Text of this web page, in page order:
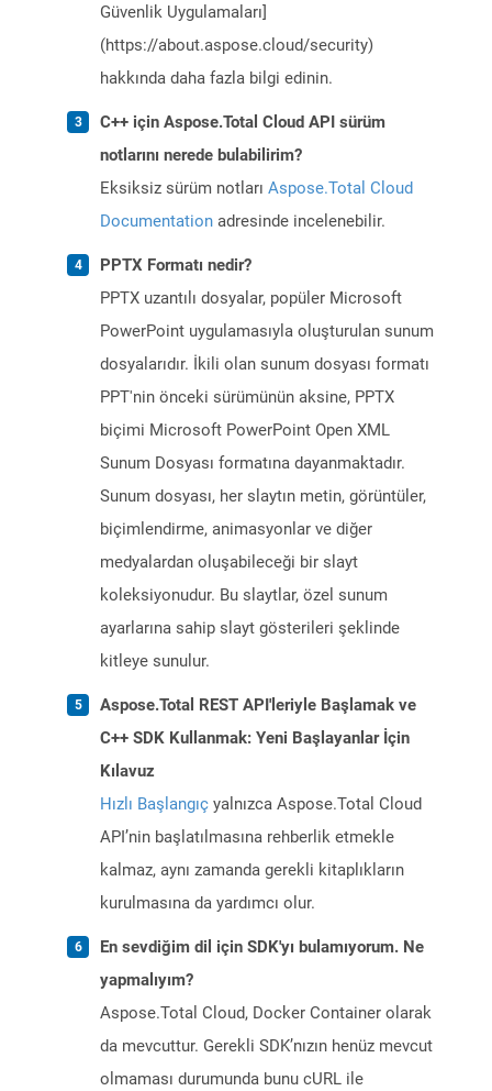
Güvenlik Uygulamaları]
(https://about.aspose.cloud/security)
hakkında daha fazla bilgi edinin.
C++ için Aspose.Total Cloud API sürüm
notlarını nerede bulabilirim?
Eksiksiz sürüm notları Aspose.Total Cloud
Documentation adresinde incelenebilir.
PPTX Formatı nedir?
PPTX uzantılı dosyalar, popüler Microsoft
PowerPoint uygulamasıyla oluşturulan sunum
dosyalarıdır. İkili olan sunum dosyası formatı
PPT'nin önceki sürümünün aksine, PPTX
biçimi Microsoft PowerPoint Open XML
Sunum Dosyası formatına dayanmaktadır.
Sunum dosyası, her slaytın metin, görüntüler,
biçimlendirme, animasyonlar ve diğer
medyalardan oluşabileceği bir slayt
koleksiyonudur. Bu slaytlar, özel sunum
ayarlarına sahip slayt gösterileri şeklinde
kitleye sunulur.
Aspose.Total REST API'leriyle Başlamak ve
C++ SDK Kullanmak: Yeni Başlayanlar İçin
Kılavuz
Hızlı Başlangıç yalnızca Aspose.Total Cloud
API’nin başlatılmasına rehberlik etmekle
kalmaz, aynı zamanda gerekli kitaplıkların
kurulmasına da yardımcı olur.
En sevdiğim dil için SDK'yı bulamıyorum. Ne
yapmalıyım?
Aspose.Total Cloud, Docker Container olarak
da mevcuttur. Gerekli SDK’nızın henüz mevcut
olmaması durumunda bunu cURL ile